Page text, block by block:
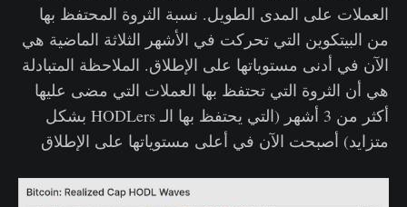
العملات على المدى الطويل. نسبة الثروة المحتفظ بها
من البيتكوين التي تحركت في الأشهر الثلاثة الماضية هي
الآن في أدنى مستوياتها على الإطلاق. الملاحظة المتبادلة
هي أن الثروة التي تحتفظ بها العملات التي مضى عليها
أكثر من 3 أشهر (التي يحتفظ بها الـ HODLers بشكل
متزايد) أصبحت الآن في أعلى مستوياتها على الإطلاق